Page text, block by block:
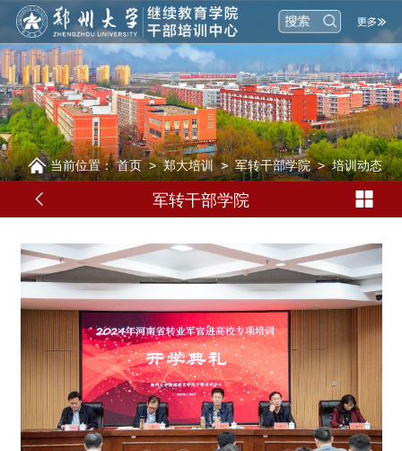
当前位置： 首页>郑大培训>军转干部学院>培训动态
军转干部学院